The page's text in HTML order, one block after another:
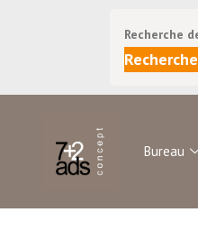
Recherche
Bureau